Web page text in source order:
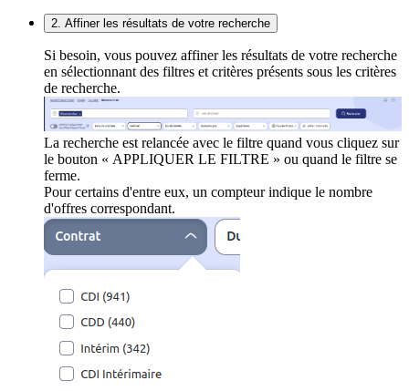
2. Affiner les résultats de votre recherche
Si besoin, vous pouvez affiner les résultats de votre recherche
en sélectionnant des filtres et critères présents sous les critères
de recherche.
La recherche est relancée avec le filtre quand vous cliquez sur
le bouton « APPLIQUER LE FILTRE » ou quand le filtre se
ferme.
Pour certains d'entre eux, un compteur indique le nombre
d'offres correspondant.